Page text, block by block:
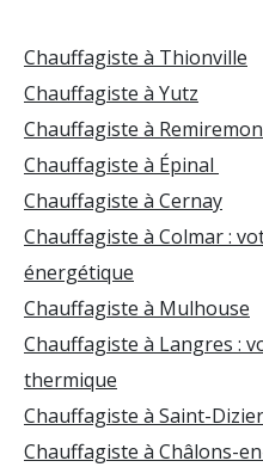
Chauffagiste à Thionville
Chauffagiste à Yutz
Chauffagiste à
Chauffagiste à Épinal
Chauffagiste à Cernay
Chauffagiste à Colmar :
énergétique
Chauffagiste à Mulhouse
Chauffagiste à Langres :
thermique
Chauffagiste à Saint-Dizier
Chauffagiste à Châlons-